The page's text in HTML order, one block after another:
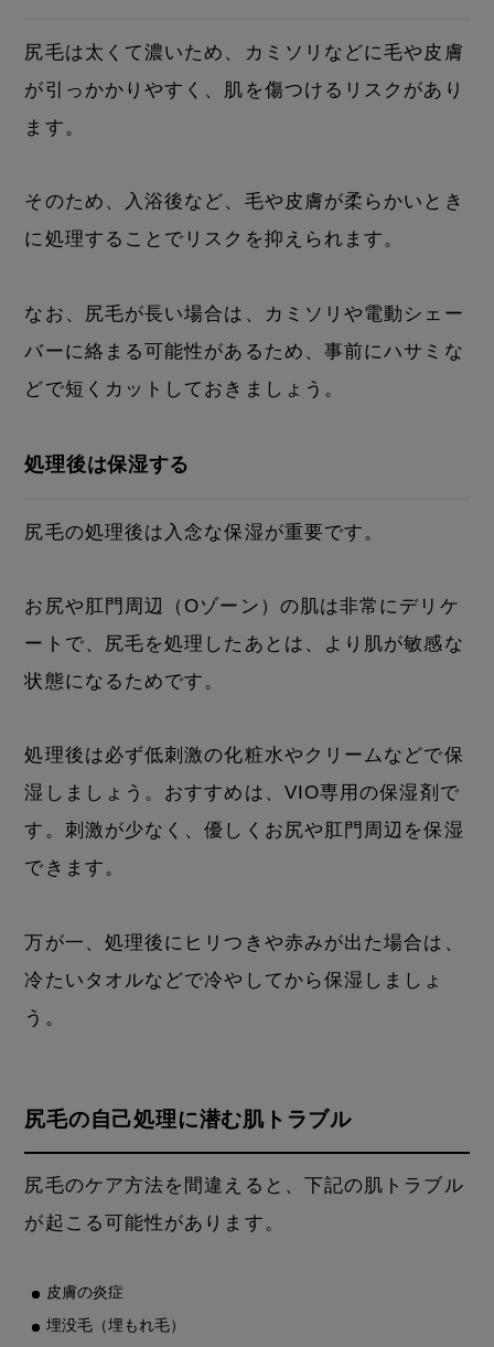
尻毛は太くて濃いため、カミソリなどに毛や皮膚
が引っかかりやすく、肌を傷つけるリスクがあり
ます。
そのため、入浴後など、毛や皮膚が柔らかいとき
に処理することでリスクを抑えられます。
なお、尻毛が長い場合は、カミソリや電動シェー
バーに絡まる可能性があるため、事前にハサミな
どで短くカットしておきましょう。
処理後は保湿する
尻毛の処理後は入念な保湿が重要です。
お尻や肛門周辺（Oゾーン）の肌は非常にデリケ
ートで、尻毛を処理したあとは、より肌が敏感な
状態になるためです。
処理後は必ず低刺激の化粧水やクリームなどで保
湿しましょう。おすすめは、VIO専用の保湿剤で
す。刺激が少なく、優しくお尻や肛門周辺を保湿
できます。
万が一、処理後にヒリつきや赤みが出た場合は、
冷たいタオルなどで冷やしてから保湿しましょ
う。
尻毛の自己処理に潜む肌トラブル
尻毛のケア方法を間違えると、下記の肌トラブル
が起こる可能性があります。
皮膚の炎症
埋没毛（埋もれ毛）